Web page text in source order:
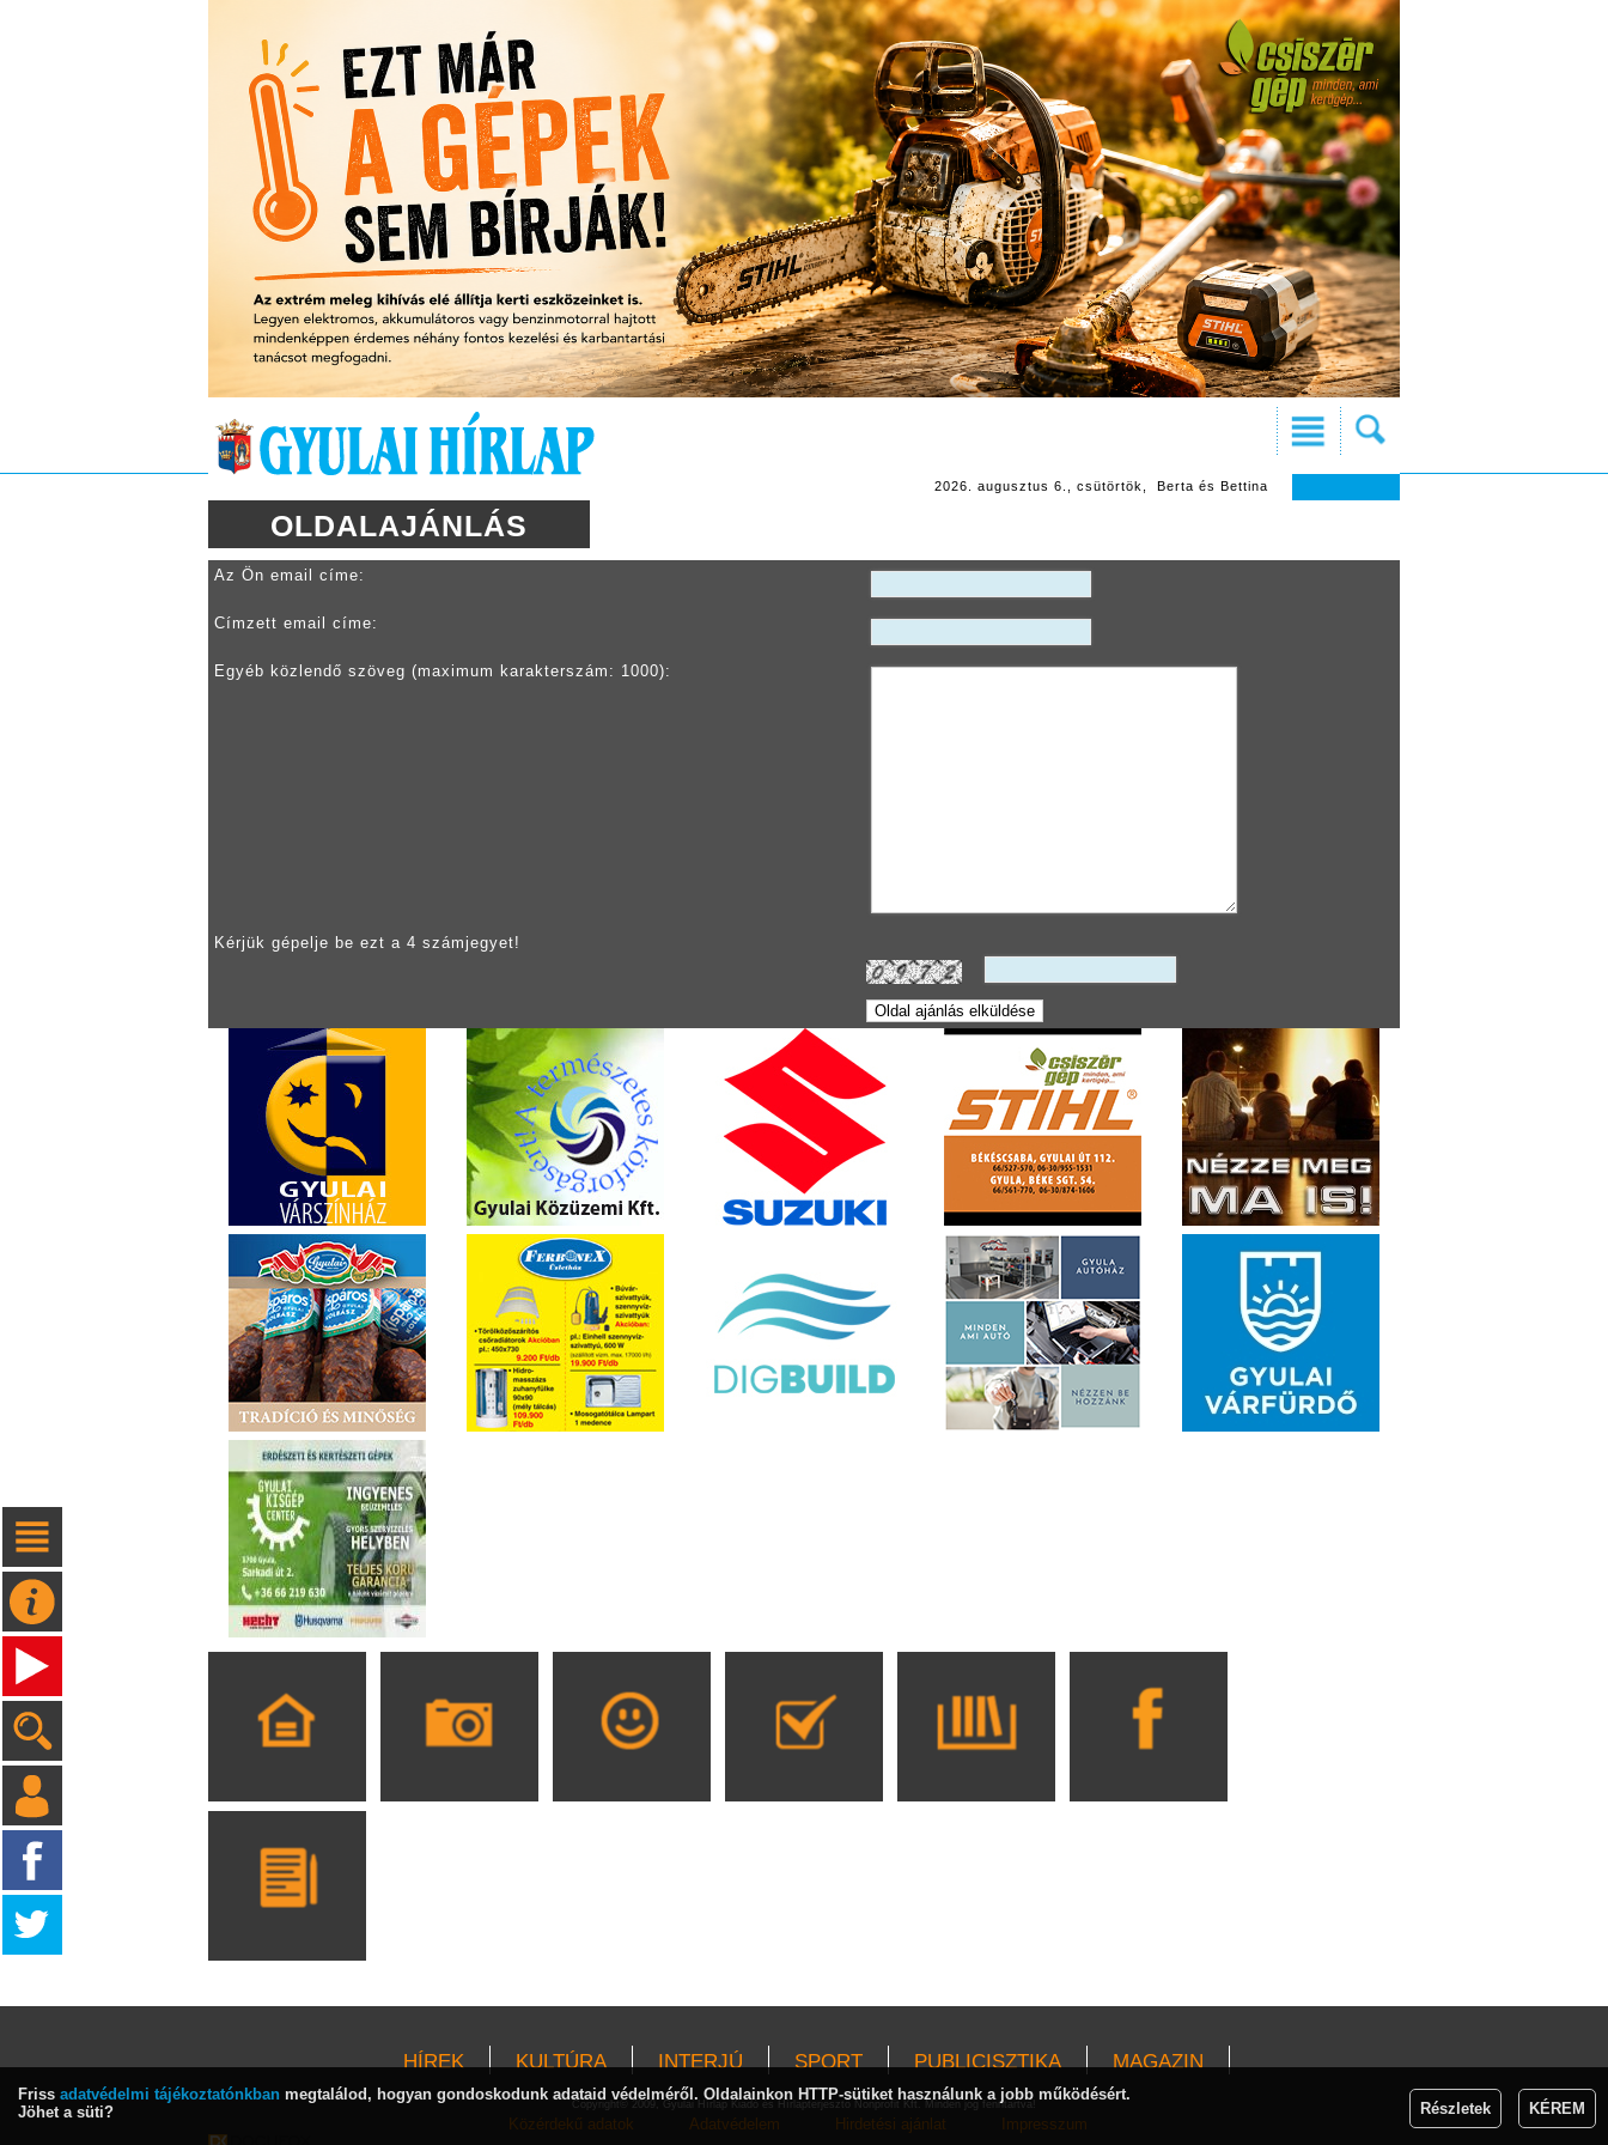
2026. augusztus 6., csütörtök, Berta és Bettina
OLDALAJÁNLÁS
Az Ön email címe:
Címzett email címe:
Egyéb közlendő szöveg (maximum karakterszám: 1000):
Kérjük gépelje be ezt a 4 számjegyet!
HÍREK KULTÚRA INTERJÚ SPORT PUBLICISZTIKA MAGAZIN
Copyright© 2009, Gyulai Hírlap Kiadó és Hírlapterjesztő Nonprofit Kft. Minden jog fenntartva!
Közérdekű adatok Adatvédelem Hirdetési ajánlat Impresszum
Friss adatvédelmi tájékoztatónkban megtalálod, hogyan gondoskodunk adataid védelméről. Oldalainkon HTTP-sütiket használunk a jobb működésért.
Jöhet a süti?
Részletek KÉREM